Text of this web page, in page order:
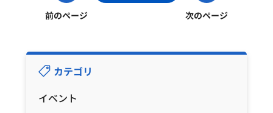
前のページ
次のページ
カテゴリ
イベント